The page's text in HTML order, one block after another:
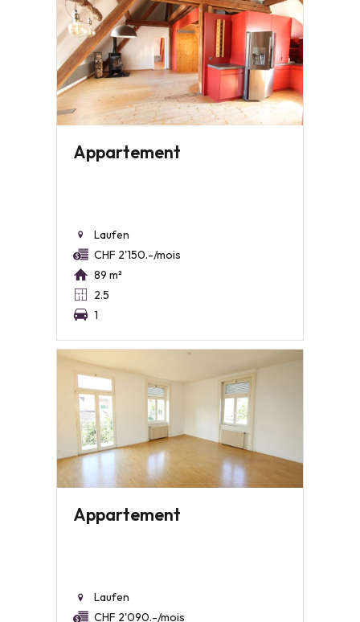
Appartement
Laufen
CHF 2'150.-/mois
89 m²
2.5
1
Appartement
Laufen
CHF 2'090.-/mois